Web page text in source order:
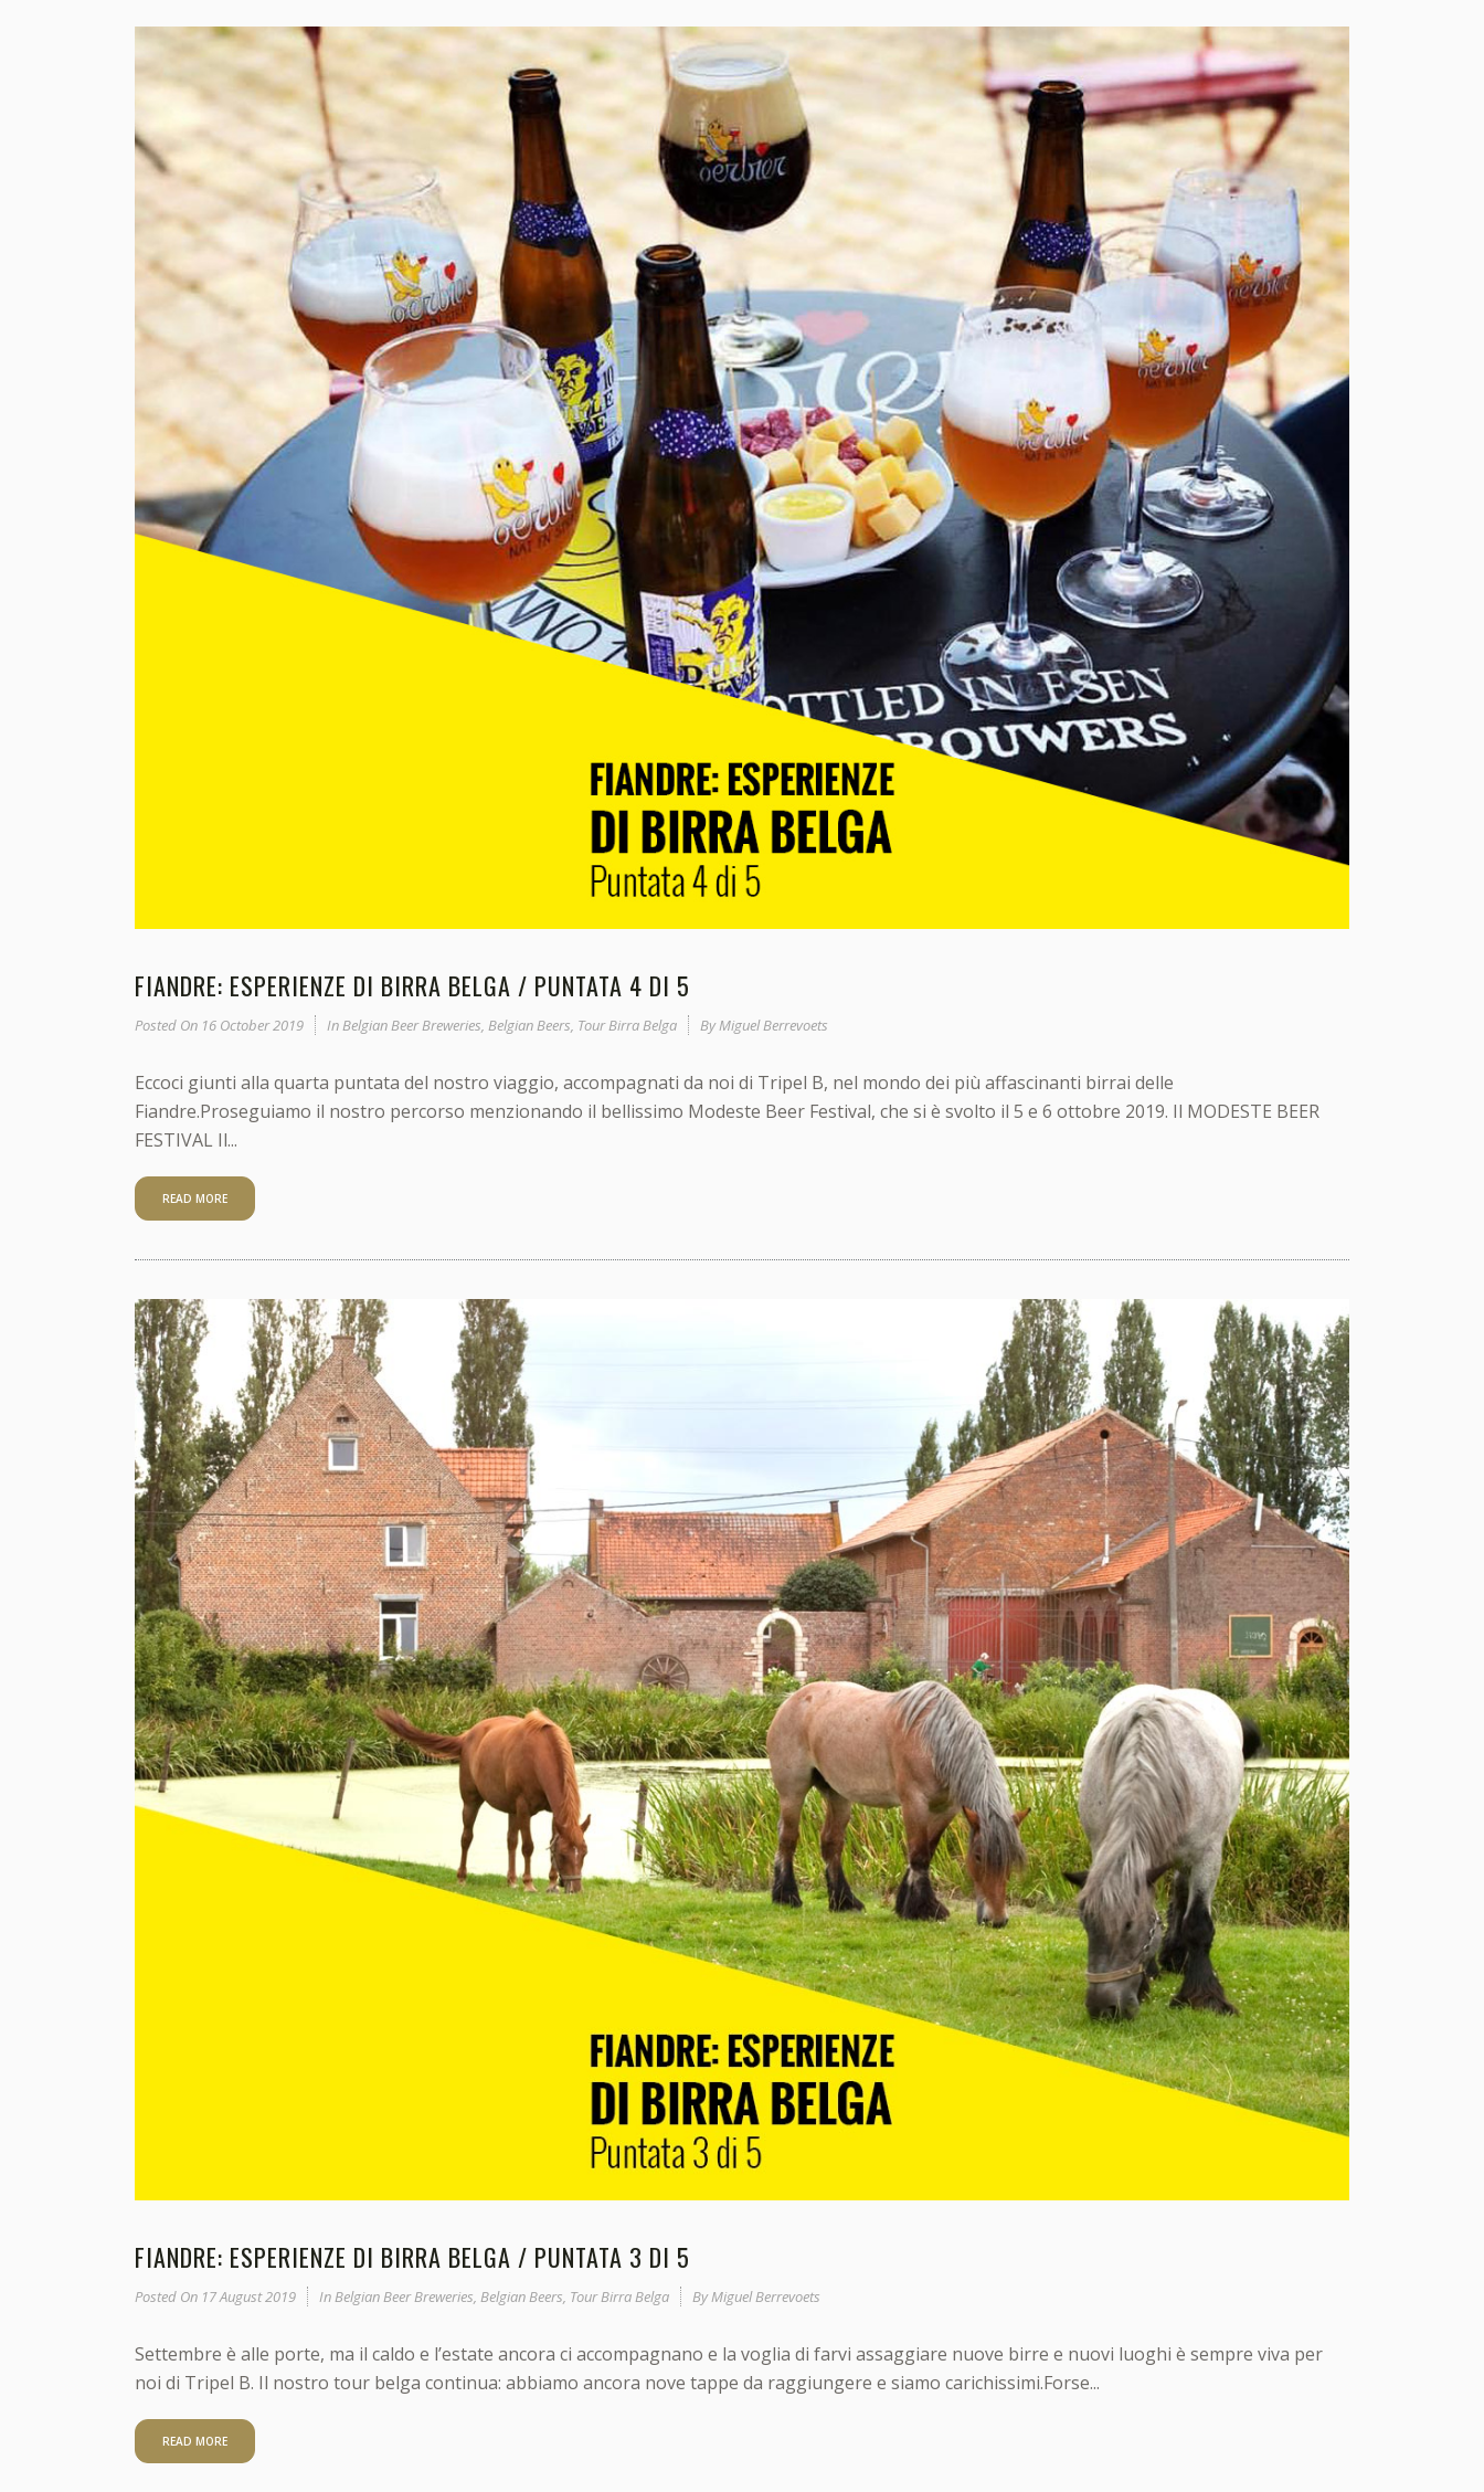
FIANDRE: ESPERIENZE DI BIRRA BELGA / PUNTATA 4 DI 5
Posted On 16 October 2019 In Belgian Beer Breweries Belgian Beers Tour Birra Belga ByMiguel Berrevoets
Eccoci giunti alla quarta puntata del nostro viaggio, accompagnati da noi di Tripel B, nel mondo dei più affascinanti birrai delle
Fiandre.Proseguiamo il nostro percorso menzionando il bellissimo Modeste Beer Festival, che si è svolto il 5 e 6 ottobre 2019. Il MODESTE BEER
FESTIVAL Il...
READ MORE
FIANDRE: ESPERIENZE DI BIRRA BELGA / PUNTATA 3 DI 5
Posted On 17 August 2019 InBelgian Beer Breweries, Belgian Beers, Tour Birra Belga ByMiguel Berrevoets
Settembre è alle porte, ma il caldo e l’estate ancora ci accompagnano e la voglia di farvi assaggiare nuove birre e nuovi luoghi è sempre viva per
noi di Tripel B. Il nostro tour belga continua: abbiamo ancora nove tappe da raggiungere e siamo carichissimi.Forse...
READ MORE